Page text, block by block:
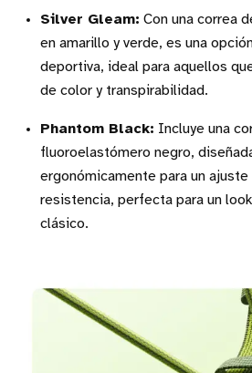
Silver Gleam: Con una correa
en amarillo y verde, es una
deportiva, ideal para aquellos
de color y transpirabilidad.
Phantom Black: Incluye una
fluoroelastómero negro,
ergonómicamente para un ajuste
resistencia, perfecta para un
clásico.